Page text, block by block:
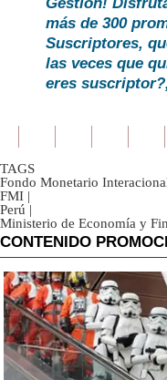
más de 300
Suscriptores,
las veces que
eres
TAGS
Fondo Monetario
FMI |
Perú |
Ministerio de Economía y